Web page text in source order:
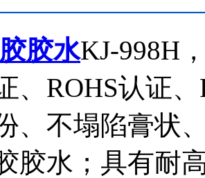
胶水KJ-998H
、ROHS认证、
、不塌陷膏状
胶水；具有耐